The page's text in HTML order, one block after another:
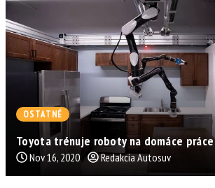
OSTATNÉ
Toyota trénuje roboty na domáce práce
Nov 16, 2020 Redakcia Autosuv